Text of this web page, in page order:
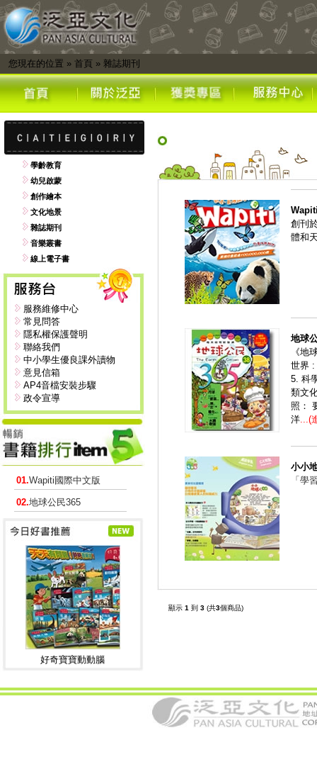
您現在的位置 » 首頁 » 雜誌期刊
學齡教育
幼兒啟蒙
創作繪本
文化地景
雜誌期刊
音樂叢書
線上電子書
服務維修中心
常見問答
隱私權保護聲明
聯絡我們
中小學生優良課外讀物
意見信箱
AP4音檔安裝步驟
政令宣導
01.Wapiti國際中文版
02.地球公民365
好奇寶寶動動腦
創刊
體和
地球
《地
世界 :
5. 科
類文
照：
洋...(
小小
「學
顯示 1 到 3(共3個商品)